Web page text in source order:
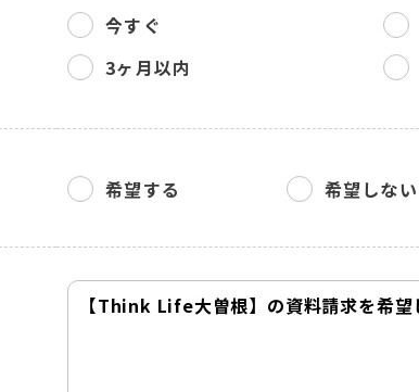
今すぐ
3ヶ月以内
希望する 希望しない